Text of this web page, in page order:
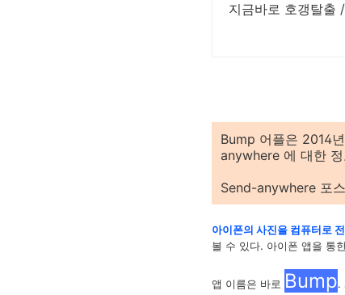
지금바로 호갱탈출
Bump 어플은 2014
anywhere 에 대한
Send-anywhere 포
아이폰의 사진을 컴퓨터로
볼 수 있다. 아이폰 앱을 통
앱 이름은 바로 Bump.